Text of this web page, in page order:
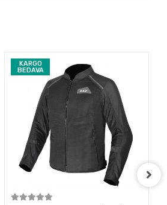
KARGO
BEDAVA